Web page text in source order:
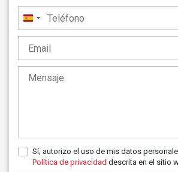
España
+34
Sí, autorizo el uso de mis datos
Política de privacidad descrita en el sitio